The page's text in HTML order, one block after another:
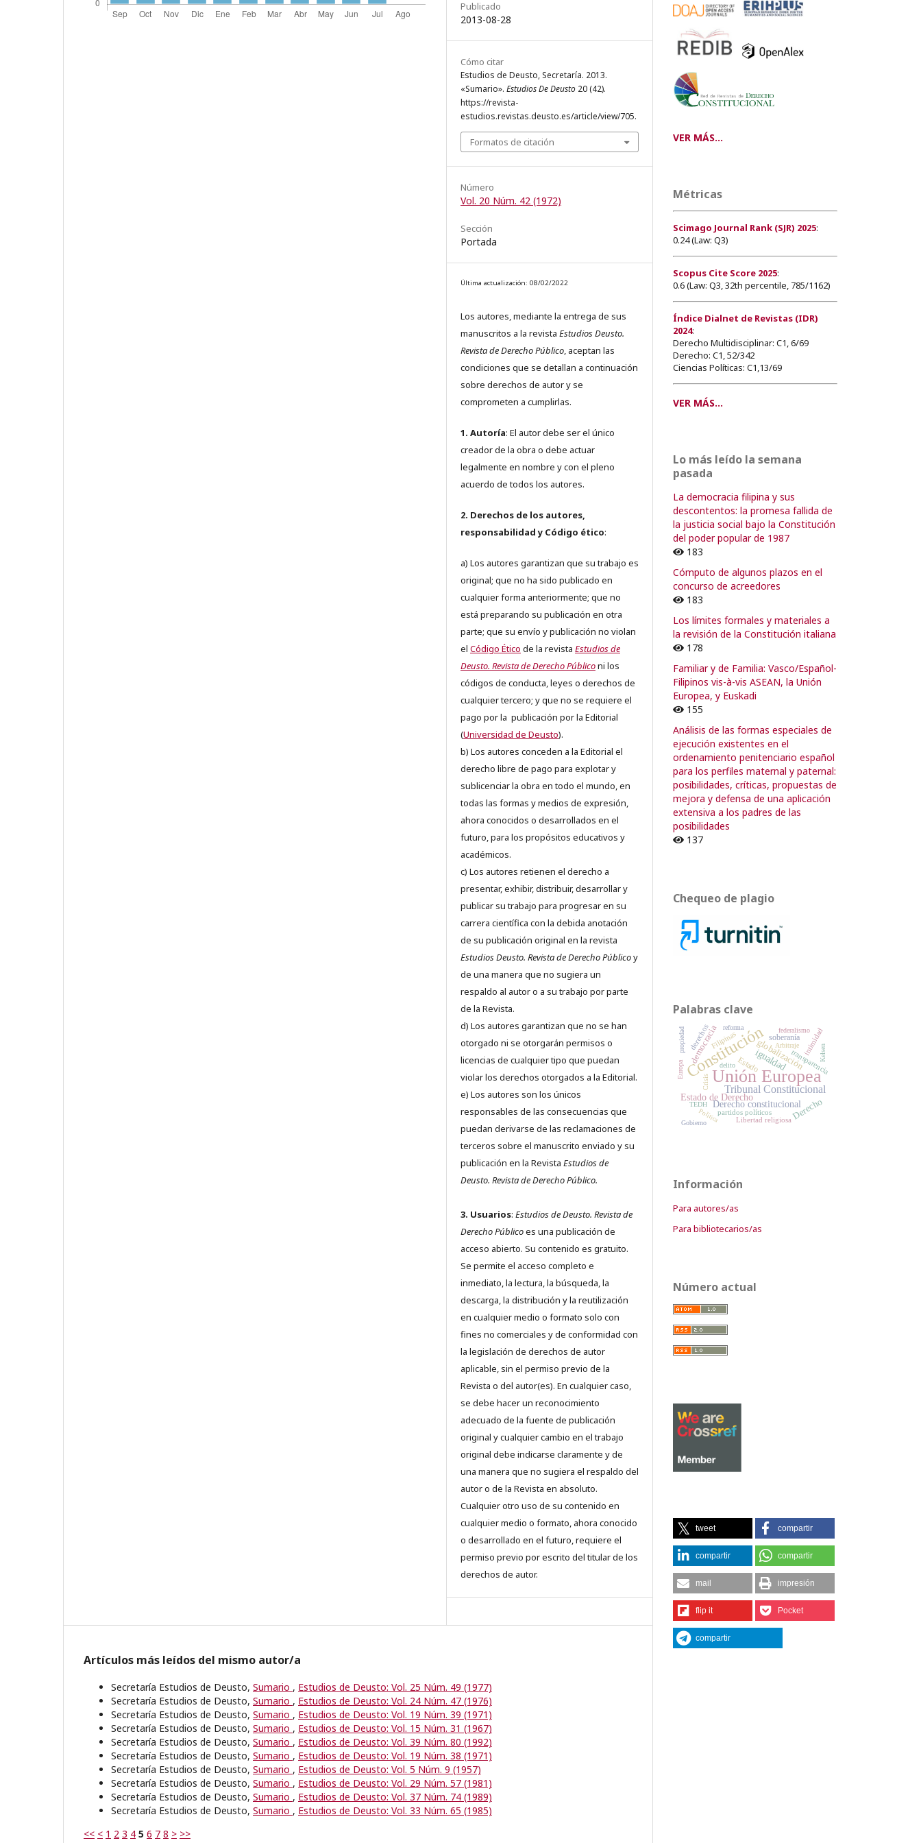
Publicado
2013-08-28
Cómo citar
Estudios de Deusto, Secretaría. 2013.
«Sumario». Estudios De Deusto 20 (42).
https://revista-
estudios.revistas.deusto.es/article/view/705.
Formatos de citación
Número
Vol. 20 Núm. 42 (1972)
Sección
Portada
Última actualización: 08/02/2022
Los autores, mediante la entrega de sus
manuscritos a la revista Estudios Deusto.
Revista de Derecho Público, aceptan las
condiciones que se detallan a continuación
sobre derechos de autor y se
comprometen a cumplirlas.
1. Autoría: El autor debe ser el único
creador de la obra o debe actuar
legalmente en nombre y con el pleno
acuerdo de todos los autores.
2. Derechos de los autores,
responsabilidad y Código ético:
a) Los autores garantizan que su trabajo es
original; que no ha sido publicado en
cualquier forma anteriormente; que no
está preparando su publicación en otra
parte; que su envío y publicación no violan
el Código Ético de la revista Estudios de
Deusto. Revista de Derecho Públiconi los
códigos de conducta, leyes o derechos de
cualquier tercero; y que no se requiere el
pago por la publicación por la Editorial
(Universidad de Deusto).
b) Los autores conceden a la Editorial el
derecho libre de pago para explotar y
sublicenciar la obra en todo el mundo, en
todas las formas y medios de expresión,
ahora conocidos o desarrollados en el
futuro, para los propósitos educativos y
académicos.
c) Los autores retienen el derecho a
presentar, exhibir, distribuir, desarrollar y
publicar su trabajo para progresar en su
carrera científica con la debida anotación
de su publicación original en la revista
Estudios Deusto. Revista de Derecho Públicoy
de una manera que no sugiera un
respaldo al autor o a su trabajo por parte
de la Revista.
d) Los autores garantizan que no se han
otorgado ni se otorgarán permisos o
licencias de cualquier tipo que puedan
violar los derechos otorgados a la Editorial.
e) Los autores son los únicos
responsables de las consecuencias que
puedan derivarse de las reclamaciones de
terceros sobre el manuscrito enviado y su
publicación en la Revista Estudios de
Deusto. Revista de Derecho Público.
3. Usuarios: Estudios de Deusto. Revista de
Derecho Públicoes una publicación de
acceso abierto. Su contenido es gratuito.
Se permite el acceso completo e
inmediato, la lectura, la búsqueda, la
descarga, la distribución y la reutilización
en cualquier medio o formato solo con
fines no comerciales y de conformidad con
la legislación de derechos de autor
aplicable, sin el permiso previo de la
Revista o del autor(es). En cualquier caso,
se debe hacer un reconocimiento
adecuado de la fuente de publicación
original y cualquier cambio en el trabajo
original debe indicarse claramente y de
una manera que no sugiera el respaldo del
autor o de la Revista en absoluto.
Cualquier otro uso de su contenido en
cualquier medio o formato, ahora conocido
o desarrollado en el futuro, requiere el
permiso previo por escrito del titular de los
derechos de autor.
Artículos más leídos del mismo autor/a
Secretaría Estudios de Deusto, Sumario , Estudios de Deusto: Vol. 25 Núm. 49 (1977)
Secretaría Estudios de Deusto, Sumario , Estudios de Deusto: Vol. 24 Núm. 47 (1976)
Secretaría Estudios de Deusto, Sumario , Estudios de Deusto: Vol. 19 Núm. 39 (1971)
Secretaría Estudios de Deusto, Sumario , Estudios de Deusto: Vol. 15 Núm. 31 (1967)
Secretaría Estudios de Deusto, Sumario , Estudios de Deusto: Vol. 39 Núm. 80 (1992)
Secretaría Estudios de Deusto, Sumario , Estudios de Deusto: Vol. 19 Núm. 38 (1971)
Secretaría Estudios de Deusto, Sumario , Estudios de Deusto: Vol. 5 Núm. 9 (1957)
Secretaría Estudios de Deusto, Sumario , Estudios de Deusto: Vol. 29 Núm. 57 (1981)
Secretaría Estudios de Deusto, Sumario , Estudios de Deusto: Vol. 37 Núm. 74 (1989)
Secretaría Estudios de Deusto, Sumario , Estudios de Deusto: Vol. 33 Núm. 65 (1985)
<< < 1 2 3 4 5 6 7 8 > >>
VER MÁS...
Métricas
Scimago Journal Rank (SJR) 2025:
0.24 (Law: Q3)
Scopus Cite Score 2025:
0.6 (Law: Q3, 32th percentile, 785/1162)
Índice Dialnet de Revistas (IDR)
2024:
Derecho Multidisciplinar: C1, 6/69
Derecho: C1, 52/342
Ciencias Políticas: C1,13/69
VER MÁS...
Lo más leído la semana
pasada
La democracia filipina y sus
descontentos: la promesa fallida de
la justicia social bajo la Constitución
del poder popular de 1987
183
Cómputo de algunos plazos en el
concurso de acreedores
183
Los límites formales y materiales a
la revisión de la Constitución italiana
178
Familiar y de Familia: Vasco/Español-
Filipinos vis-à-vis ASEAN, la Unión
Europea, y Euskadi
155
Análisis de las formas especiales de
ejecución existentes en el
ordenamiento penitenciario español
para los perfiles maternal y paternal:
posibilidades, críticas, propuestas de
mejora y defensa de una aplicación
extensiva a los padres de las
posibilidades
137
Chequeo de plagio
Palabras clave
Unión Europea
Constitución
Tribunal Constitucional
igualdad
Estado de Derecho
globalización
Derecho constitucionalDerecho
democracia Estado
soberanía
transparencia
intimidad
Filipinas
derechos
partidos políticos
Libertad religiosa
Crisis
reforma
TEDH
Europa
Arbitraje
propiedad Kelsen
federalismo
Política
Gobierno
delito
Información
Para autores/as
Para bibliotecarios/as
Número actual
tweet compartir
compartir compartir
mail impresión
flip it Pocket
compartir